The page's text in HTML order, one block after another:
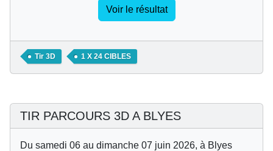
Voir le résultat
Tir 3D 1 X 24 CIBLES
TIR PARCOURS 3D A BLYES
Du samedi 06 au dimanche 07 juin 2026, à Blyes